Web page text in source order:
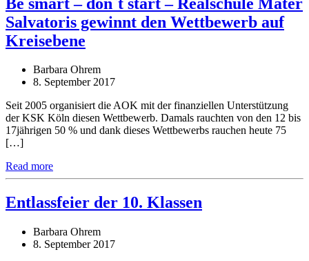
Salvatoris gewinnt den Wettbewerb auf
Kreisebene
Barbara Ohrem
8. September 2017
Seit 2005 organisiert die AOK mit der finanziellen Unterstützung
der KSK Köln diesen Wettbewerb. Damals rauchten von den 12 bis
17jährigen 50 % und dank dieses Wettbewerbs rauchen heute 75
[…]
Read more
Entlassfeier der 10. Klassen
Barbara Ohrem
8. September 2017